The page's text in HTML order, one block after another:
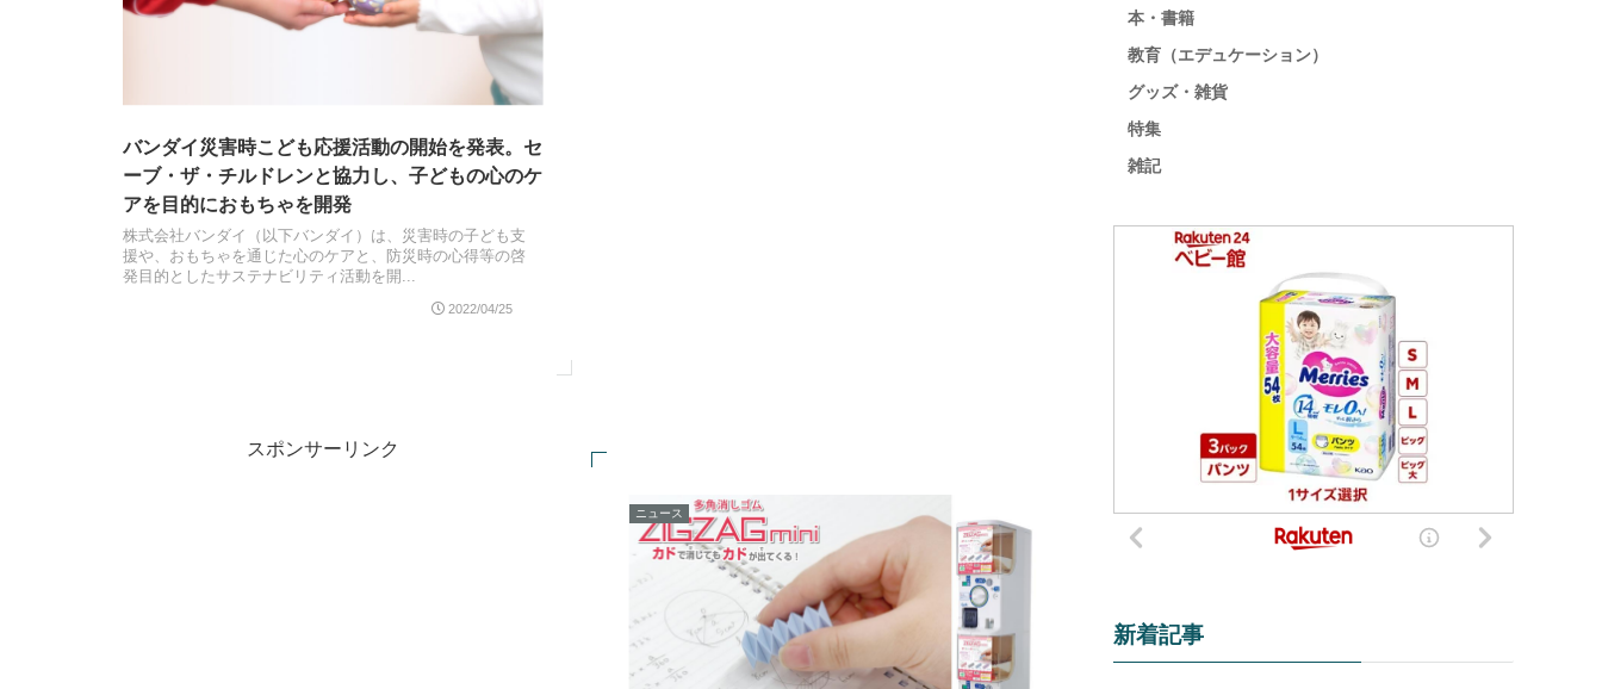
バンダイ災害時こども応援活動の開始を発表。セ
ーブ・ザ・チルドレンと協力し、子どもの心のケ
アを目的におもちゃを開発
株式会社バンダイ（以下バンダイ）は、災害時の子ども支
援や、おもちゃを通じた心のケアと、防災時の心得等の啓
発目的としたサステナビリティ活動を開...
2022/04/25
スポンサーリンク
ニュース
本・書籍
教育（エデュケーション）
グッズ・雑貨
特集
雑記
新着記事